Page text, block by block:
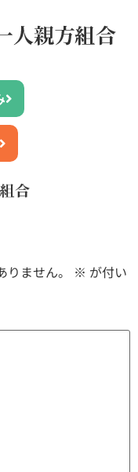
ません。 ※ が付い